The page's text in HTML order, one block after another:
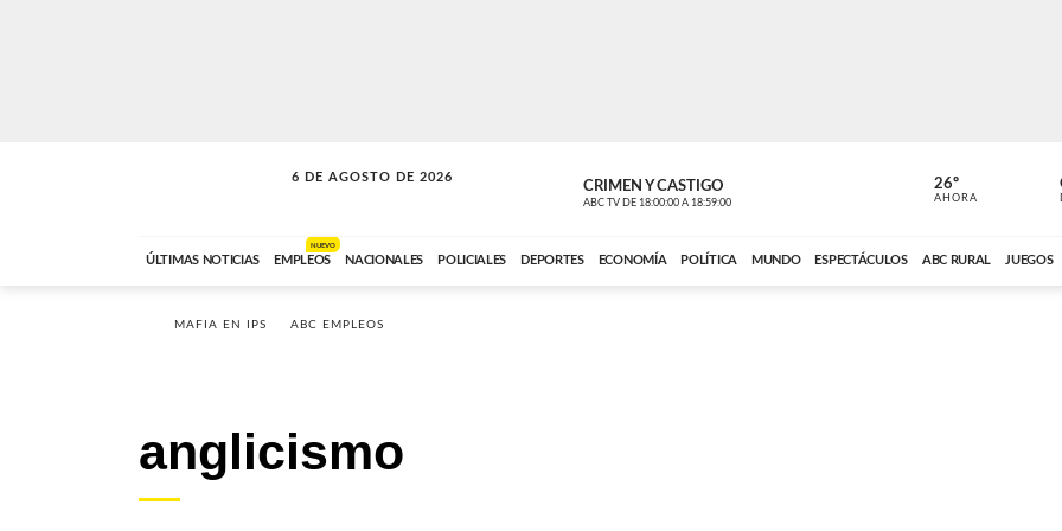
6 DE AGOSTO DE 2026
SOLO MÚSICA CRIMEN Y CASTIGO
ABC TV DE 18:00:00 A 18:59:00 ABC CARDINAL
26º
AHORA
ÚLTIMAS NOTICIAS EMPLEOS
NUEVO
NACIONALES POLICIALES DEPORTES ECONOMÍA POLÍTICA MUNDO ESPECTÁCULOS ABC RURAL JUEGOS
MAFIA EN IPS ABC EMPLEOS
anglicismo